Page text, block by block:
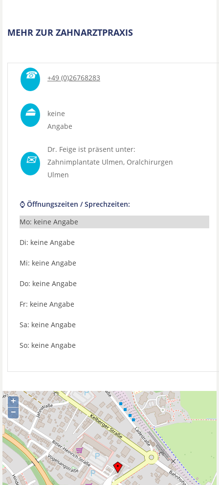
MEHR ZUR ZAHNARZTPRAXIS
☎ +49 (0)26768283
⏏
keine
Angabe
✉
Dr. Feige ist präsent unter:
Zahnimplantate Ulmen, Oralchirurgen
Ulmen
⌚ Öffnungszeiten / Sprechzeiten:
Mo: keine Angabe
Di: keine Angabe
Mi: keine Angabe
Do: keine Angabe
Fr: keine Angabe
Sa: keine Angabe
So: keine Angabe